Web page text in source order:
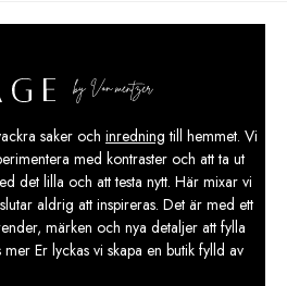
saker och inredning till hemmet. Vi
med kontraster och att ta ut
det lilla och att testa nytt. Här mixar vi
aldrig att inspireras. Det är med ett
märken och nya detaljer att fylla
Er lyckas vi skapa en butik fylld av